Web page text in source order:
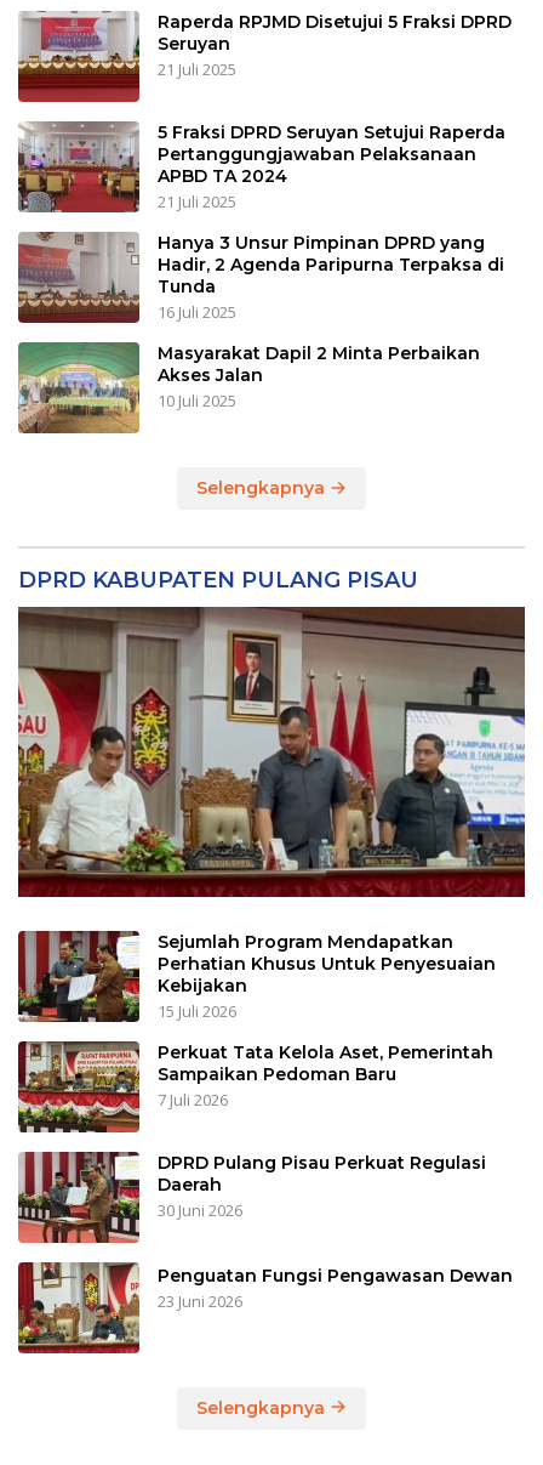
Raperda RPJMD Disetujui 5 Fraksi DPRD
Seruyan
21 Juli 2025
5 Fraksi DPRD Seruyan Setujui Raperda
Pertanggungjawaban Pelaksanaan
APBD TA 2024
21 Juli 2025
Hanya 3 Unsur Pimpinan DPRD yang
Hadir, 2 Agenda Paripurna Terpaksa di
Tunda
16 Juli 2025
Masyarakat Dapil 2 Minta Perbaikan
Akses Jalan
10 Juli 2025
Selengkapnya
DPRD KABUPATEN PULANG PISAU
Sejumlah Program Mendapatkan
Perhatian Khusus Untuk Penyesuaian
Kebijakan
15 Juli 2026
Perkuat Tata Kelola Aset, Pemerintah
Sampaikan Pedoman Baru
7 Juli 2026
DPRD Pulang Pisau Perkuat Regulasi
Daerah
30 Juni 2026
Penguatan Fungsi Pengawasan Dewan
23 Juni 2026
Selengkapnya